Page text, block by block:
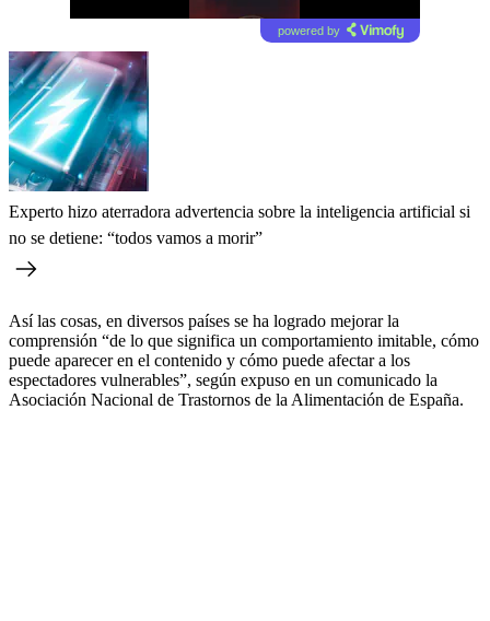
powered by
Experto hizo aterradora advertencia sobre la inteligencia artificial si
no se detiene: “todos vamos a morir”
Así las cosas, en diversos países se ha logrado mejorar la
comprensión “de lo que significa un comportamiento imitable, cómo
puede aparecer en el contenido y cómo puede afectar a los
espectadores vulnerables”, según expuso en un comunicado la
Asociación Nacional de Trastornos de la Alimentación de España.